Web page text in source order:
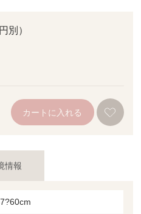
別）
カートに入れる
情報